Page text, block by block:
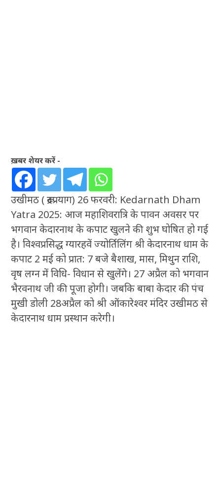
ख़बर शेयर करें -
उखीमठ ( रूद्रप्रयाग) 26 फरवरी: Kedarnath Dham
Yatra 2025: आज महाशिवरात्रि के पावन अवसर पर
भगवान केदारनाथ के कपाट खुलने की शुभ घोषित हो गई
है। विश्वप्रसिद्ध ग्यारहवें ज्योर्तिलिंग श्री केदारनाथ धाम के
कपाट 2 मई को प्रात: 7 बजे बैशाख, मास, मिथुन राशि,
वृष लग्न में विधि- विधान से खुलेंगे। 27 अप्रैल को भगवान
भैरवनाथ जी की पूजा होगी। जबकि बाबा केदार की पंच
मुखी डोली 28अप्रैल को श्री ओंकारेश्वर मंदिर उखीमठ से
केदारनाथ धाम प्रस्थान करेगी।